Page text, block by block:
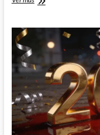
2026